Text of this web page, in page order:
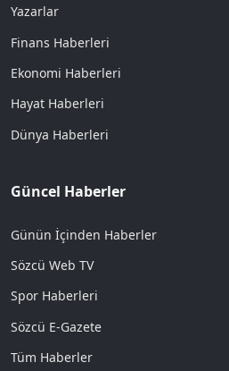
Yazarlar
Finans Haberleri
Ekonomi Haberleri
Hayat Haberleri
Dünya Haberleri
Güncel Haberler
Günün İçinden Haberler
Sözcü Web TV
Spor Haberleri
Sözcü E-Gazete
Tüm Haberler